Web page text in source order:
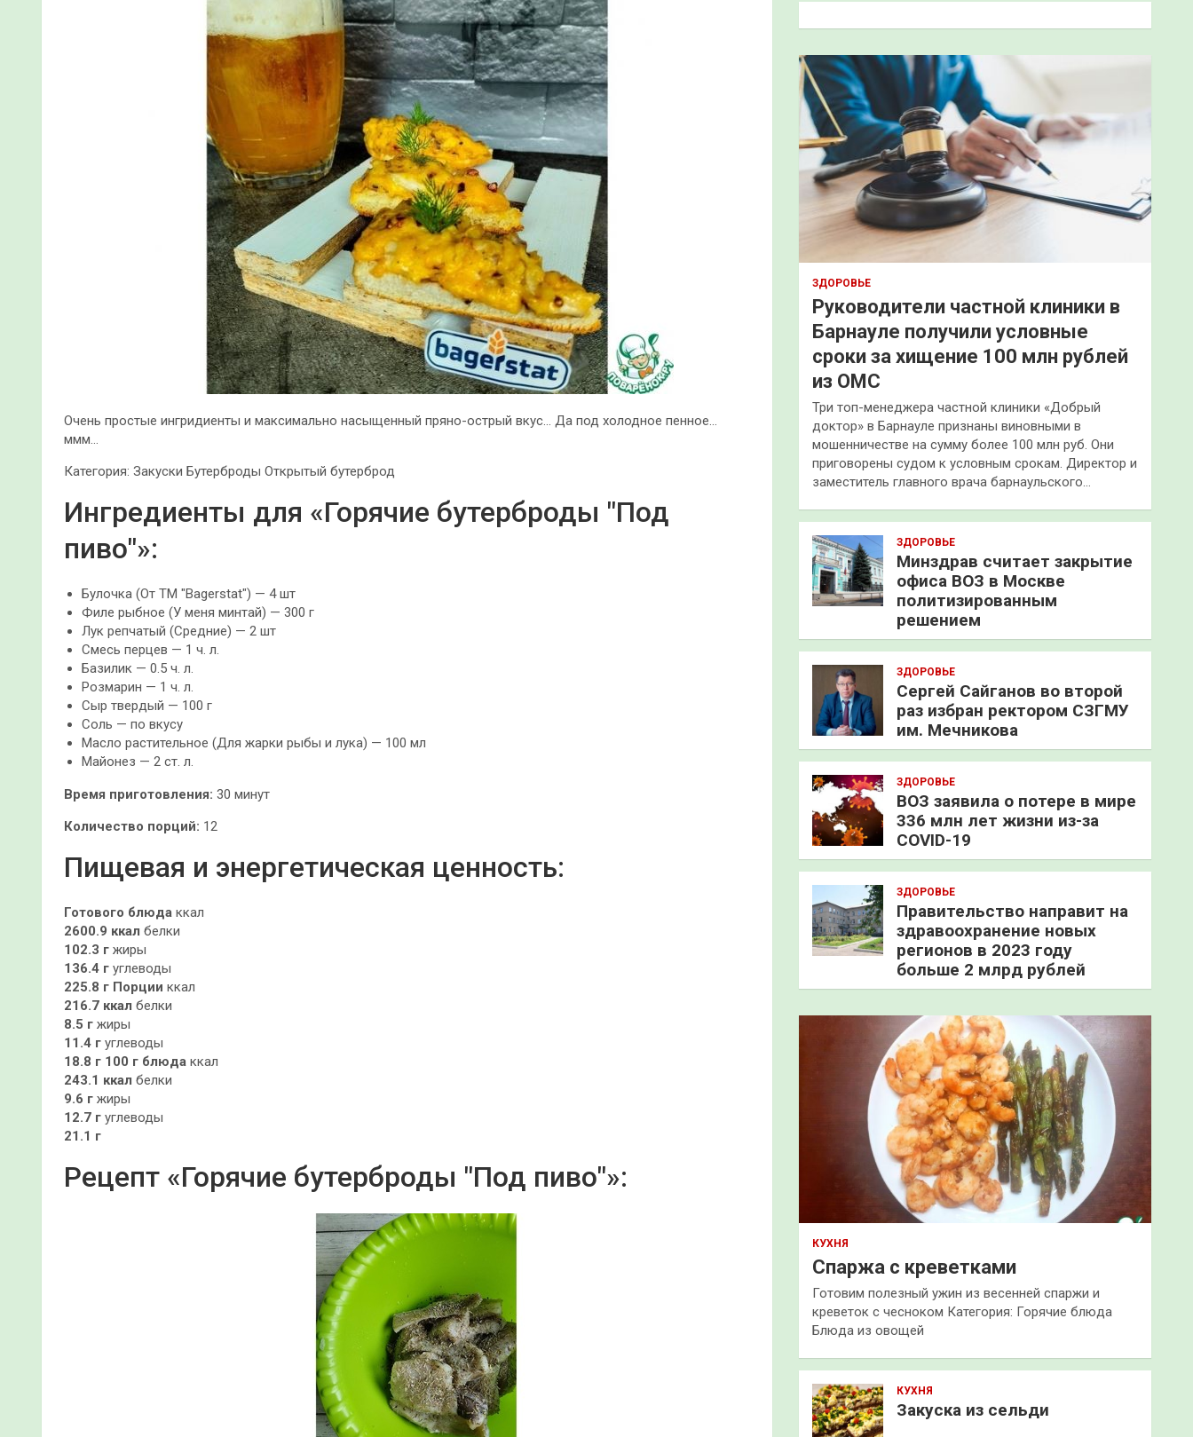
Очень простые ингридиенты и максимально насыщенный пряно-острый вкус… Да под холодное пенное…
ммм…
Категория: Закуски Бутерброды Открытый бутерброд
Ингредиенты для «Горячие бутерброды "Под
пиво"»:
Булочка (От ТМ "Bagerstat") — 4 шт
Филе рыбное (У меня минтай) — 300 г
Лук репчатый (Средние) — 2 шт
Смесь перцев — 1 ч. л.
Базилик — 0.5 ч. л.
Розмарин — 1 ч. л.
Сыр твердый — 100 г
Соль — по вкусу
Масло растительное (Для жарки рыбы и лука) — 100 мл
Майонез — 2 ст. л.
Время приготовления: 30 минут
Количество порций: 12
Пищевая и энергетическая ценность:
Готового блюда ккал
2600.9 ккал белки
102.3 г жиры
136.4 г углеводы
225.8 г Порции ккал
216.7 ккал белки
8.5 г жиры
11.4 г углеводы
18.8 г 100 г блюда ккал
243.1 ккал белки
9.6 г жиры
12.7 г углеводы
21.1 г
Рецепт «Горячие бутерброды "Под пиво"»:
к
ЗДОРОВЬЕ
Руководители частной клиники в
Барнауле получили условные
сроки за хищение 100 млн рублей
из ОМС
Три топ-менеджера частной клиники «Добрый
доктор» в Барнауле признаны виновными в
мошенничестве на сумму более 100 млн руб. Они
приговорены судом к условным срокам. Директор и
заместитель главного врача барнаульского…
ЗДОРОВЬЕ
Минздрав считает закрытие
офиса ВОЗ в Москве
политизированным
решением
ЗДОРОВЬЕ
Сергей Сайганов во второй
раз избран ректором СЗГМУ
им. Мечникова
ЗДОРОВЬЕ
ВОЗ заявила о потере в мире
336 млн лет жизни из-за
COVID-19
ЗДОРОВЬЕ
Правительство направит на
здравоохранение новых
регионов в 2023 году
больше 2 млрд рублей
КУХНЯ
Спаржа с креветками
Готовим полезный ужин из весенней спаржи и
креветок с чесноком Категория: Горячие блюда
Блюда из овощей
КУХНЯ
Закуска из сельди